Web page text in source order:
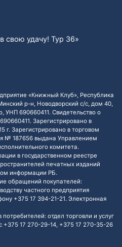
свою удачу! Тур 36»
«Книжный Клуб», Республика
р-н, Новодворский с/с, дом 40,
УНП 690660411. Свидетельство о
Зарегистрировано в
г. Зарегистрировано в торговом
№ 187656 выдана Управлением
комитета.
в государственном реестре
печатных изданий
информации РБ.
обращений покупателей:
частного предприятия
+375 17 394-21-21. Электронная
отдел торговли и услуг
+375 17 270-29-14, +375 17 270-35-26